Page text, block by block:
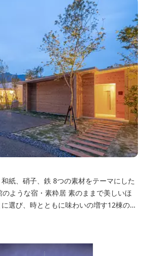
紙、硝子、鉄 8つの素材をテーマにした
素粋居 素のままで美しいほ
選び、時とともに味わいの増す12棟のヴ
美術・工芸・古美術・アンティークをし
居心地が良い美術館のよう。次はあのヴ
たい。 そんな滞在の楽しみが広がりま